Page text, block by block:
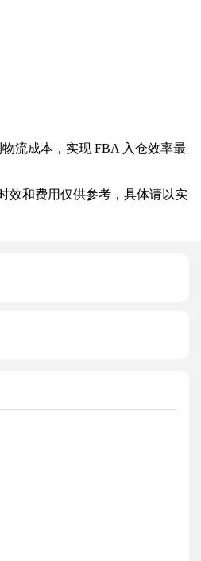
流成本，实现 FBA 入仓效率最
和费用仅供参考，具体请以实